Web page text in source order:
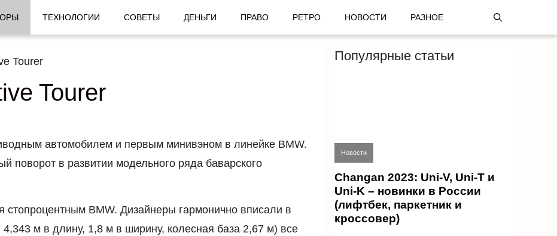
ТЕХНОЛОГИИ СОВЕТЫ ДЕНЬГИ ПРАВО РЕТРО НОВОСТИ РАЗНОЕ
Tourer
Tourer
автомобилем и первым минивэном в линейке BMW.
поворот в развитии модельного ряда баварского
стопроцентным BMW. Дизайнеры гармонично вписали в
4,343 м в длину, 1,8 м в ширину, колесная база 2,67 м) все
Популярные статьи
Новости
Changan 2023: Uni-V, Uni-T и
Uni-K – новинки в России
(лифтбек, паркетник и
кроссовер)